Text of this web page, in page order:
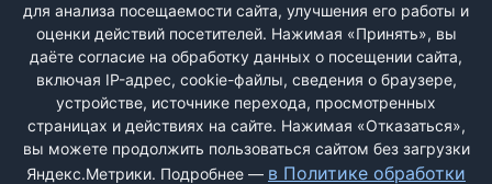
РЕГИСТРАЦИЯ
Быстрая регистрациячерез соцсети:
для анализа посещаемости сайта, улучшения его работы и
оценки действий посетителей. Нажимая «Принять», вы
даёте согласие на обработку данных о посещении сайта,
включая IP-адрес, cookie-файлы, сведения о браузере,
устройстве, источнике перехода, просмотренных
страницах и действиях на сайте. Нажимая «Отказаться»,
вы можете продолжить пользоваться сайтом без загрузки
Яндекс.Метрики. Подробнее — в Политике обработки